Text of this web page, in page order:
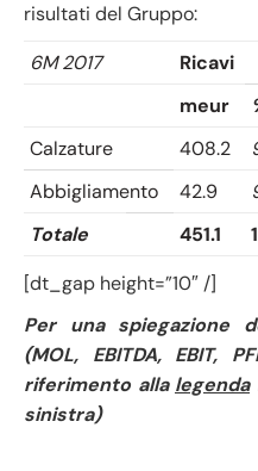
risultati del Gruppo:
6M 2017
Ricavi
meur
Calzature
408.2
Abbigliamento
42.9
Totale
451.1
[dt_gap height=”10″ /]
Per una spiegazione
(MOL, EBITDA, EBIT,
riferimento alla legenda
sinistra)